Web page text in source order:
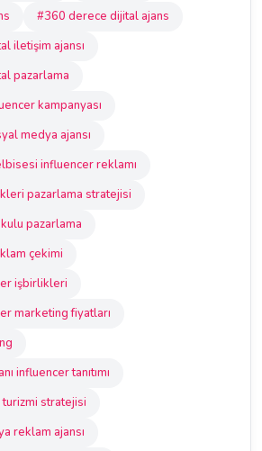
#360 derece dijital ajans
iletişim ajansı
pazarlama
kampanyası
medya ajansı
influencer reklamı
pazarlama stratejisi
pazarlama
çekimi
işbirlikleri
marketing fiyatları
influencer tanıtımı
turizmi stratejisi
reklam ajansı